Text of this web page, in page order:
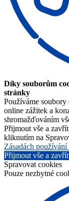
Díky souborům
stránky
Používáme
online zážitek a
shromažďováním
Přijmout vše a
kliknutím na
Zásadách
Přijmout vše a zavřít
Spravovat cookies
Pouze nezbytné